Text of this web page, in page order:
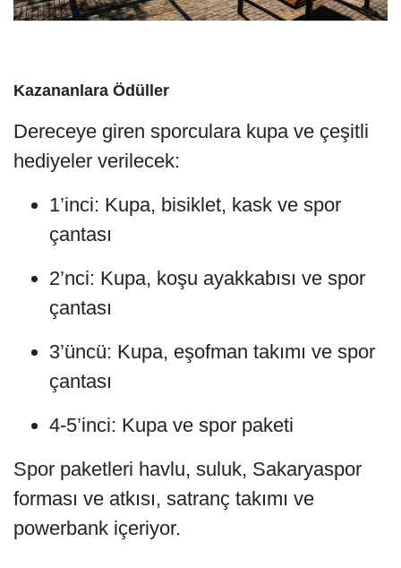
Kazananlara Ödüller
Dereceye giren sporculara kupa ve çeşitli
hediyeler verilecek:
1’inci: Kupa, bisiklet, kask ve spor
çantası
2’nci: Kupa, koşu ayakkabısı ve spor
çantası
3’üncü: Kupa, eşofman takımı ve spor
çantası
4-5’inci: Kupa ve spor paketi
Spor paketleri havlu, suluk, Sakaryaspor
forması ve atkısı, satranç takımı ve
powerbank içeriyor.